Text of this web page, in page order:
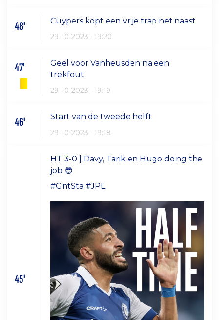
48' Cuypers kopt een vrije trap net naast
29-10-2023 - 19:20
47'
Geel voor Vanheusden na een
trekfout
29-10-2023 - 19:19
46' Start van de tweede helft
29-10-2023 - 19:18
45'
HT 3-0 | Davy, Tarik en Hugo doing the
job 😎
#GntSta #JPL